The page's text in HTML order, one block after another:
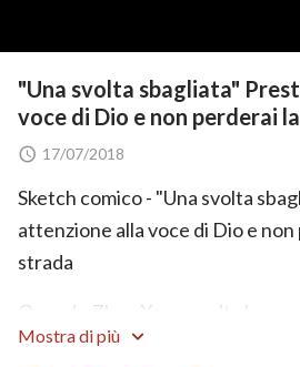
"Una svolta sbagliata"
voce di Dio e non perderai
17/07/2018
Sketch comico - "Una svolta
attenzione alla voce di Dio e
strada
Quando Zhao Xun ascolta le
Signore ritornato, sente che
Mostra di più